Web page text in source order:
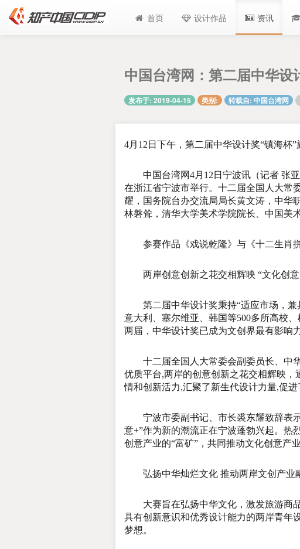
首页 设计作品 资讯
中国台湾网：第二届中华
发布于: 2019-04-15 类别: 转载自: 中国台湾网
4月12日下午，第二届中华设计奖“镇海杯
中国台湾网4月12日宁波讯（记者 张亚
在浙江省宁波市举行。十二届全国人大常
耀，国务院台办交流局局长黄文涛，中华
林磐耸，清华大学美术学院院长、中国美
参赛作品《戏说乾隆》与《十二生肖拼
两岸创意创新之花交相辉映 “文化创意
第二届中华设计奖秉持“适应市场，兼
意大利、塞尔维亚、韩国等500多所高校
两届，中华设计奖已成为文创界最有影响
十二届全国人大常委会副委员长、中华
优质平台,两岸的创意创新之花交相辉映
情和创新活力,汇聚了新生代设计力量,促
宁波市委副书记、市长裘东耀致辞表示
意+”作为新的潮流正在宁波蓬勃兴起。热
创意产业的“富矿”，共同推动文化创意产
弘扬中华灿烂文化 推动两岸文创产业
大赛旨在弘扬中华文化，激发旅游商品
具有创新意识和优秀设计能力的两岸青年
梦想。